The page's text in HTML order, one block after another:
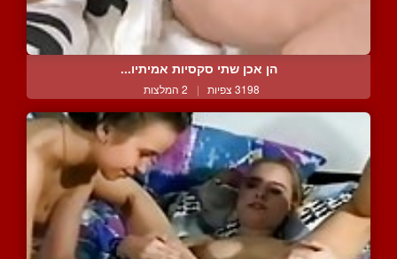
הן אכן שתי סקסיות אמיתיו...
3198 צפיות | 2 המלצות